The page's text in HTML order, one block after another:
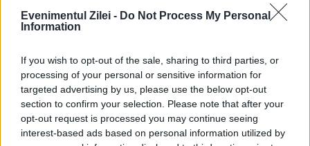
Evenimentul Zilei - Do Not Process My Personal
Information
If you wish to opt-out of the sale, sharing to third parties, or
processing of your personal or sensitive information for
targeted advertising by us, please use the below opt-out
section to confirm your selection. Please note that after your
opt-out request is processed you may continue seeing
interest-based ads based on personal information utilized by
Național al Literaturii Române
17 AUGUST 2015
Serile bucureştene pot deveni mai
interesante dacă răspundem invitaţiei